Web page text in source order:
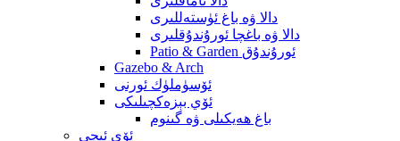
دالا ۋە باغ ئۈستەللىرى
دالا ۋە باغچا ئورۇندۇقلىرى
Patio & Garden ئورۇندۇق
Gazebo & Arch
ئۆسۈملۈك ئورنى
ئۆي بېزەكچىلىكى
باغ ھەيكىلى ۋە گىنوم
ئۆي ئىچى